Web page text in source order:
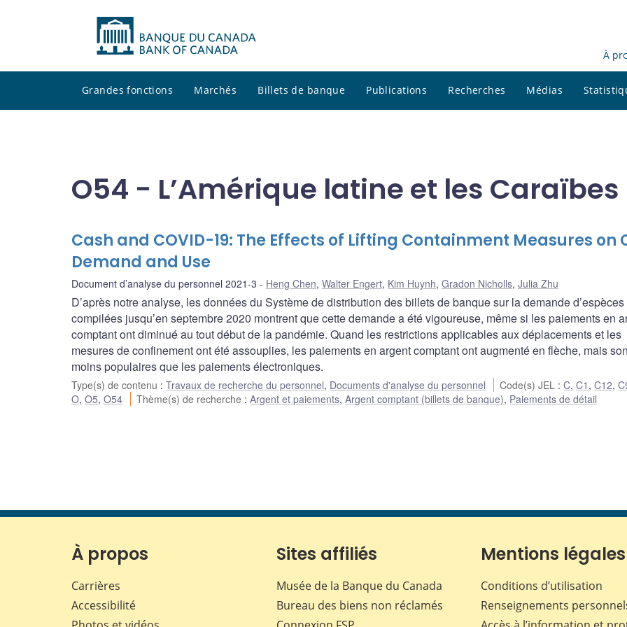
À
Grandes fonctions Marchés Billets de banque Publications Recherches Médias
O54 - L’Amérique latine et les Caraïbes
Cash and COVID-19: The Effects of Lifting Containment Measures on
Demand and Use
Document d’analyse du personnel 2021-3 Heng Chen, Walter Engert, Kim Huynh, Gradon Nicholls, Julia Zhu
D’après notre analyse, les données du Système de distribution des billets de banque sur la demande d’espèces
compilées jusqu’en septembre 2020 montrent que cette demande a été vigoureuse, même si les paiements en
comptant ont diminué au tout début de la pandémie. Quand les restrictions applicables aux déplacements et les
mesures de confinement ont été assouplies, les paiements en argent comptant ont augmenté en flèche, mais
moins populaires que les paiements électroniques.
Type(s) de contenu : Travaux de recherche du personnel, Documents d'analyse du personnel Code(s) JEL :C,C1 ,C12,
O, O5, O54 Thème(s) de recherche :Argent et paiements,Argent comptant (billets de banque), Paiements de détail
À propos
Carrières
Accessibilité
Sites affiliés
Musée de la Banque du Canada
Bureau des biens non réclamés
Mentions légales
Conditions d’utilisation
Renseignements